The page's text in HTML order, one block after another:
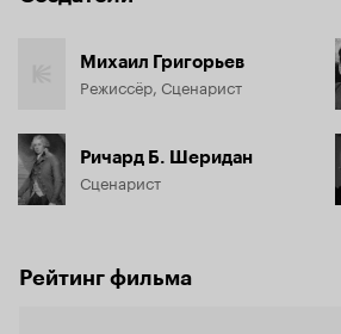
Михаил Григорьев
Режиссёр, Сценарист
Ричард Б. Шеридан
Сценарист
Рейтинг фильма